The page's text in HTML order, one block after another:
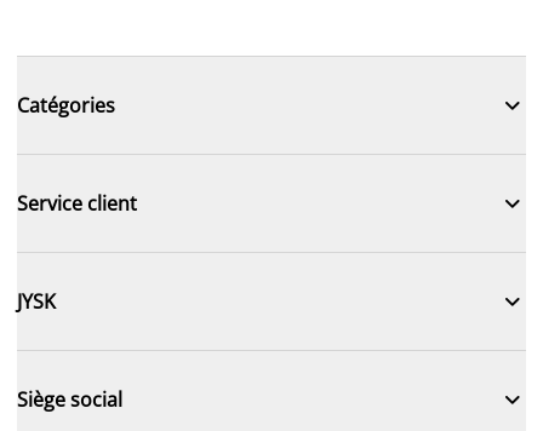
Catégories 
Service client 
JYSK 
Siège social 